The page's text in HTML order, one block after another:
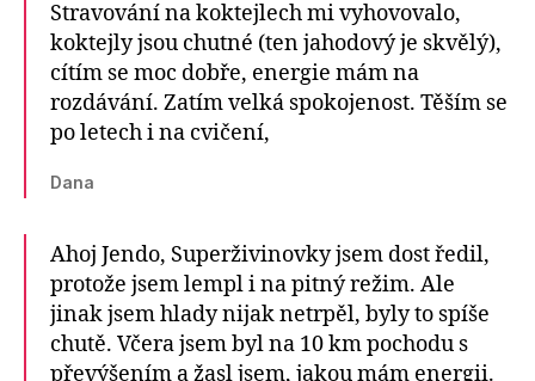
Stravování na koktejlech mi vyhovovalo,
koktejly jsou chutné (ten jahodový je skvělý),
cítím se moc dobře, energie mám na
rozdávání. Zatím velká spokojenost. Těším se
po letech i na cvičení,
Dana
Ahoj Jendo, Superživinovky jsem dost ředil,
protože jsem lempl i na pitný režim. Ale
jinak jsem hlady nijak netrpěl, byly to spíše
chutě. Včera jsem byl na 10 km pochodu s
převýšením a žasl jsem, jakou mám energii.